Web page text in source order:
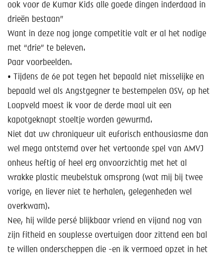
ook voor de Kumar Kids alle goede dingen inderdaad in
drieën bestaan”
Want in deze nog jonge competitie valt er al het nodige
met “drie” te beleven.
Paar voorbeelden.
• Tijdens de 6e pot tegen het bepaald niet misselijke en
bepaald wel als Angstgegner te bestempelen OSV, op het
Loopveld moest ik voor de derde maal uit een
kapotgeknapt stoeltje worden gewurmd.
Niet dat uw chroniqueur uit euforisch enthousiasme dan
wel mega ontstemd over het vertoonde spel van AMVJ
onheus heftig of heel erg onvoorzichtig met het al
wrakke plastic meubelstuk omsprong (wat mij bij twee
vorige, en liever niet te herhalen, gelegenheden wel
overkwam).
Nee, hij wilde persé blijkbaar vriend en vijand nog van
zijn fitheid en souplesse overtuigen door zittend een bal
te willen onderscheppen die -en ik vermoed opzet in het